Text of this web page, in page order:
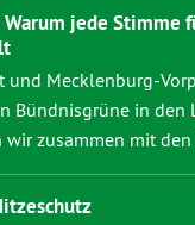
jede Stimme
und Mecklenburg-
Bündnisgrüne in den
wir zusammen mit den